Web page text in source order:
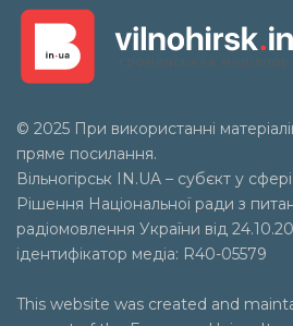
© 2025 При використанні
пряме посилання.
Вільногірськ IN.UA – субєкт у
Рішення Національної ради з
радіомовлення України від
ідентифікатор медіа: R40-05579
This website was created and